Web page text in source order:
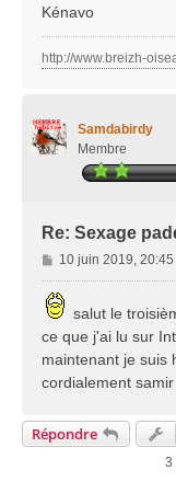
Kénavo
http://www.breizh-
Samdabirdy
Membre
Re: Sexage
M
e
s
s
a
g
e
10 juin 2019, 20:45
salut le
ce que j'ai lu sur
maintenant je suis
cordialement samir
Répondre
3